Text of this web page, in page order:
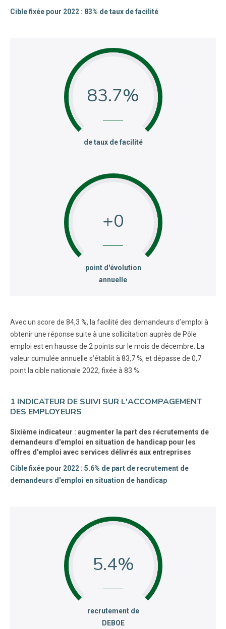
Cible fixée pour 2022 : 83% de taux de facilité
83.7
:de taux de facilité
+0
:point d'évolution
annuelle
Avec un score de 84,3 %, la facilité des demandeurs d’emploi à
obtenir une réponse suite à une sollicitation auprès de Pôle
emploi est en hausse de 2 points sur le mois de décembre. La
valeur cumulée annuelle s’établit à 83,7 %, et dépasse de 0,7
point la cible nationale 2022, fixée à 83 %.
1 INDICATEUR DE SUIVI SUR L'ACCOMPAGEMENT
DES EMPLOYEURS
Sixième indicateur : augmenter la part des récrutements de
demandeurs d'emploi en situation de handicap pour les
offres d'emploi avec services délivrés aux entreprises
Cible fixée pour 2022 : 5.6% de part de recrutement de
demandeurs d'emploi en situation de handicap
5.4
:recrutement de
DEBOE